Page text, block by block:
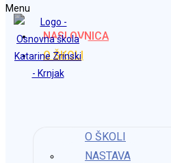
Preskoči na sadržaj
Osnovna škola Katarine Zrinski Krnjak
Menu
NASLOVNICA
O ŠKOLI
O ŠKOLI
NASTAVA
Javni natječaj za
Gornji Budački